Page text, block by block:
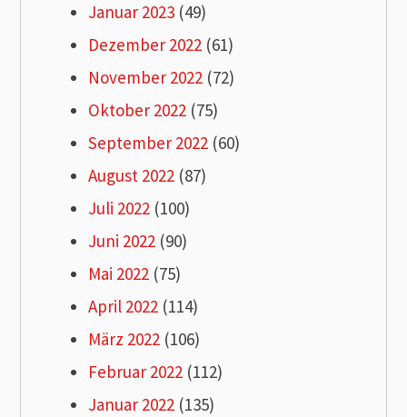
Januar 2023 (49)
Dezember 2022 (61)
November 2022 (72)
Oktober 2022 (75)
September 2022 (60)
August 2022 (87)
Juli 2022 (100)
Juni 2022 (90)
Mai 2022 (75)
April 2022 (114)
März 2022 (106)
Februar 2022 (112)
Januar 2022 (135)